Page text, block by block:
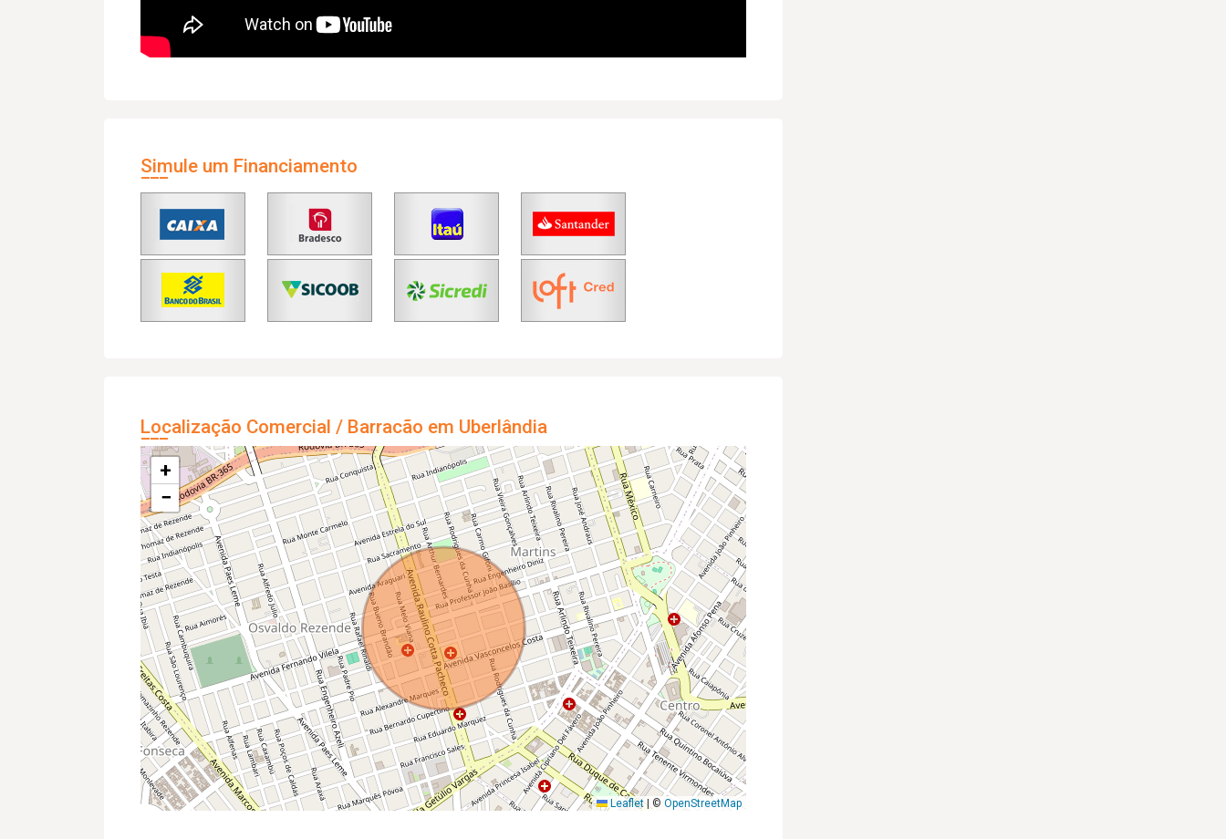
Simule um Financiamento
Localização Comercial / Barracão em Uberlândia
+
−
Leaflet | © OpenStreetMap